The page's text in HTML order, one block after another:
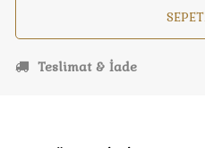
Teslimat & İade